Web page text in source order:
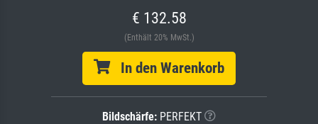
€ 132.58
(Enthält 20% MwSt.)
In den Warenkorb
Bildschärfe: PERFEKT